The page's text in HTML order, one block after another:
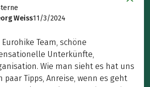
Weiss11/3/2024
Team, schöne
Unterkünfte,
Wie man sieht es hat uns
paar Tipps, Anreise, wenn es geht